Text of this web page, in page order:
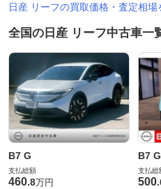
日産 リーフの買取価格・査定相場
全国の日産 リーフ中古車一
B7 G
支払総額
460.8万円
B7 G
支払総
500.